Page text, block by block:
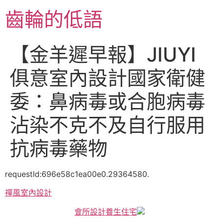
至
主齒輪的低語
【金羊遲早報】JIUYI
俱意室內設計國家衛健
委：鼻病毒或合胞病毒
沾染不克不及自行服用
抗病毒藥物
requestId:696e58c1ea00e0.29364580.
禪風室內設計
會所設計養生住宅